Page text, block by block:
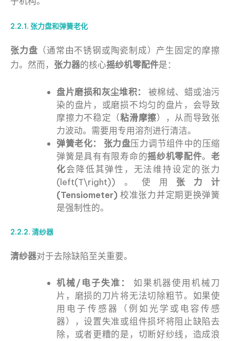
2.2.1. 张力盘和弹簧老化
张力盘 （通常由不锈钢或陶瓷制成）产生固定的摩擦
力。然而， 张力器的核心摇纱机零配件是：
盘片磨损和灰尘堆积：
被棉绒、蜡或油污
染的盘片，或磨损不均匀的盘片，会导致
摩擦力不稳定（粘滑摩擦），从而导致张
力波动。需要用专用溶剂进行清洁。
弹簧老化：
张力盘压力调节组件中的压缩
弹簧是具有有限寿命的摇纱机零配件。老
化会降低其弹性，无法维持设定的张力
(left(T\right))。使用 张力计
(Tensiometer) 校准张力并定期更换弹簧
是强制性的。
2.2.2. 清纱器
清纱器对于去除缺陷至关重要。
机械/电子失准：
如果机器使用机械刀
片，磨损的刀片将无法切除粗节。如果使
用电子传感器（例如光学或电容传感
器），设置失准或组件损坏将阻止缺陷去
除，或者更糟的是，切断好纱线，造成浪